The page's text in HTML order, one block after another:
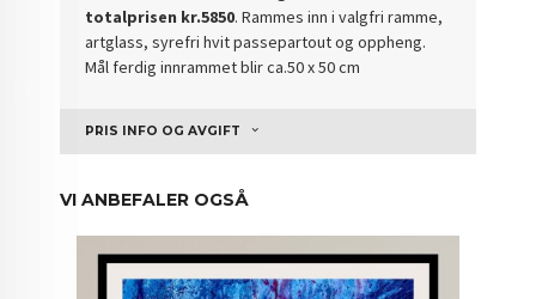
totalprisen kr.5850. Rammes inn i valgfri ramme,
artglass, syrefri hvit passepartout og oppheng.
Mål ferdig innrammet blir ca.50 x 50 cm
PRIS INFO OG AVGIFT
VI ANBEFALER OGSÅ